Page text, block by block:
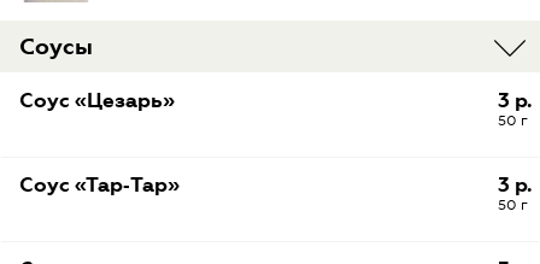
Соусы
3 р.
50 г
Соус «Цезарь»
3 р.
50 г
Соус «Тар‑Тар»